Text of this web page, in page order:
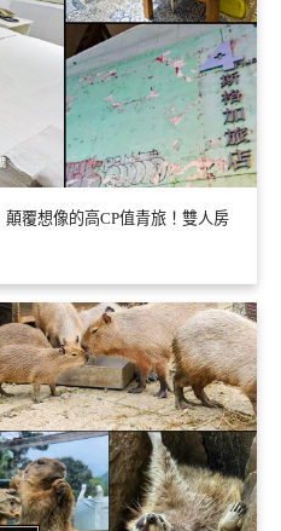
顛覆想像的高CP值青旅！雙人房